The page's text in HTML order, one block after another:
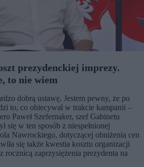
prezydenckiej imprezy.
to nie wiem
dobrą ustawę. Jestem pewny, że po
to, co obiecywał w trakcie kampanii –
Paweł Szefernaker, szef Gabinetu
się w ten sposób z niespełnionej
Nawrockiego, dotyczącej obniżenia cen
się także kwestia kosztu organizacji
rocznicą zaprzysiężenia prezydenta na